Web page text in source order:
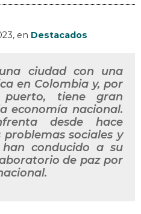
, en Destacados
ciudad con una
en Colombia y, por
tiene gran
economía nacional.
desde hace
sociales y
conducido a su
de paz por